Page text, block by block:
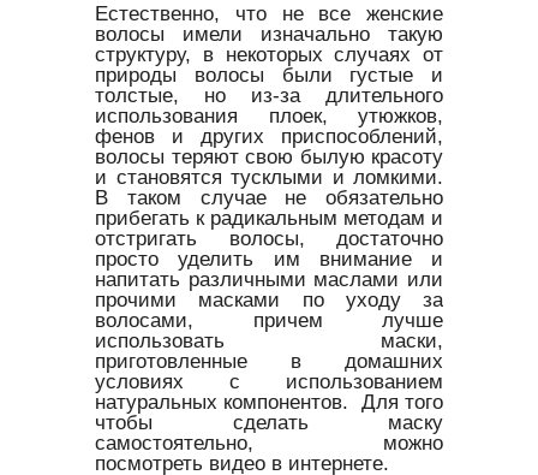
Естественно, что не все женские
волосы имели изначально такую
структуру, в некоторых случаях от
природы волосы были густые и
толстые, но из-за длительного
использования плоек, утюжков,
фенов и других приспособлений,
волосы теряют свою былую красоту
и становятся тусклыми и ломкими.
В таком случае не обязательно
прибегать к радикальным методам и
отстригать волосы, достаточно
просто уделить им внимание и
напитать различными маслами или
прочими масками по уходу за
волосами, причем лучше
использовать маски,
приготовленные в домашних
условиях с использованием
натуральных компонентов. Для того
чтобы сделать маску
самостоятельно, можно
посмотреть видео в интернете.